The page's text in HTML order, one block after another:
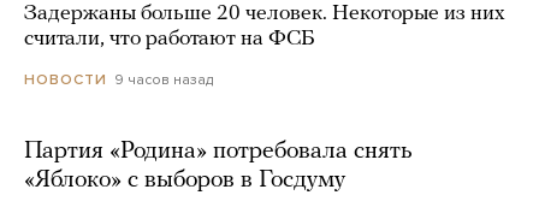
Задержаны больше 20 человек. Некоторые из них
считали, что работают на ФСБ
НОВОСТИ 9 часов назад
Партия «Родина» потребовала снять
«Яблоко» с выборов в Госдуму